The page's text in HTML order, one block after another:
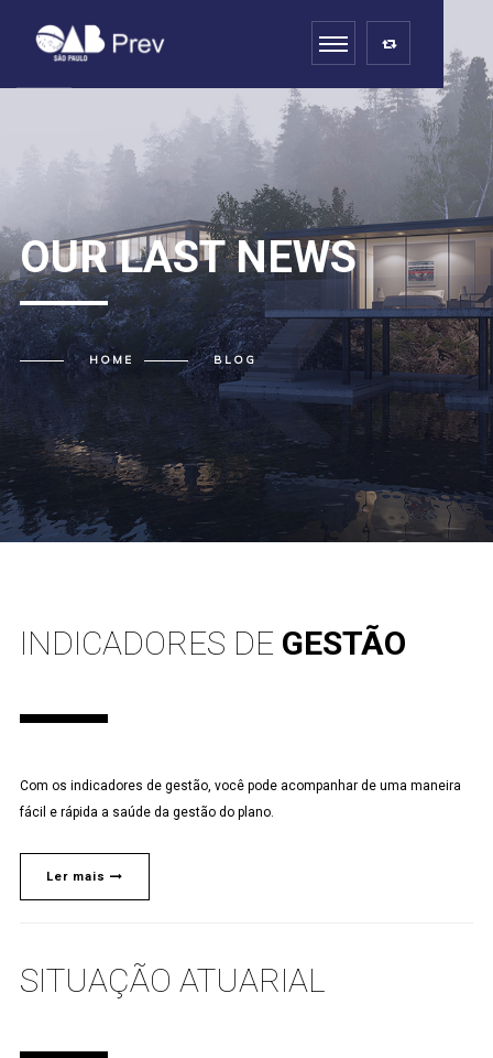
OUR LASTNEWS
HOME BLOG
INDICADORES DE GESTÃO
Com os indicadores de gestão, você pode acompanhar de uma maneira
fácil e rápida a saúde da gestão do plano.
Ler mais
SITUAÇÃO ATUARIAL